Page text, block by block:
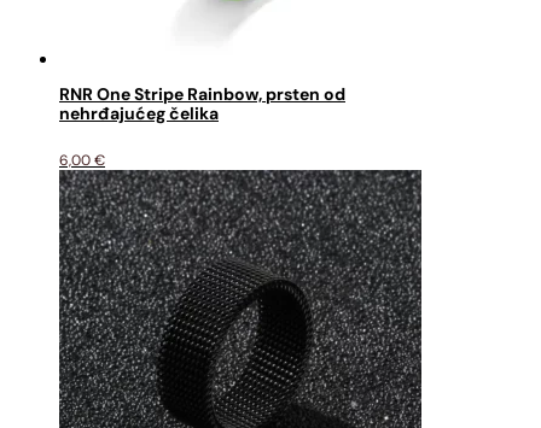
RNR One Stripe Rainbow, prsten od
nehrđajućeg čelika
6,00€